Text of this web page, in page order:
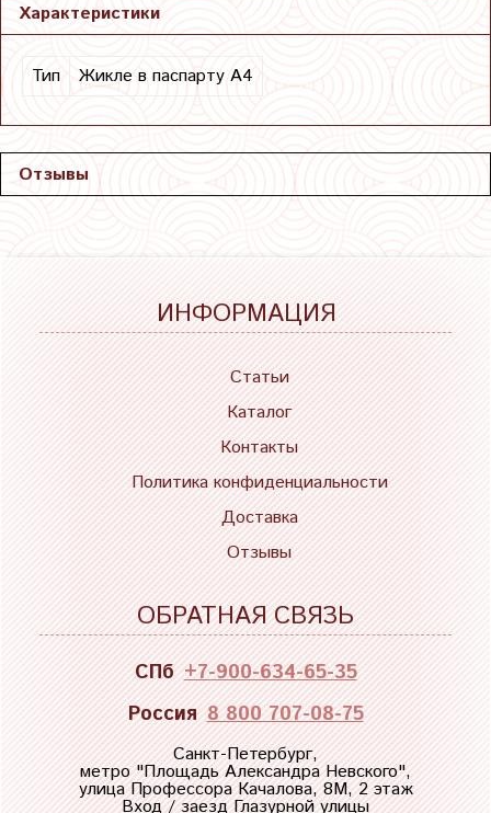
Характеристики
Тип Жикле в паспарту А4
Отзывы
ИНФОРМАЦИЯ
Статьи
Каталог
Контакты
Политика конфиденциальности
Доставка
Отзывы
ОБРАТНАЯ СВЯЗЬ
СПб +7-900-634-65-35
Россия 8 800 707-08-75
Санкт-Петербург,
метро "Площадь Александра Невского",
улица Профессора Качалова, 8М, 2 этаж
Вход / заезд Глазурной улицы